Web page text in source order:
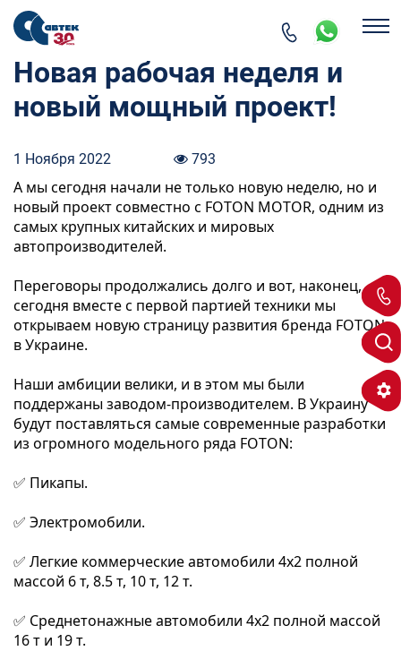
Новая рабочая неделя и
новый мощный проект!
1 Ноября 2022 793
А мы сегодня начали не только новую неделю, но и
новый проект совместно с FOTON MOTOR, одним из
самых крупных китайских и мировых
автопроизводителей.
Переговоры продолжались долго и вот, наконец,
сегодня вместе с первой партией техники мы
открываем новую страницу развития бренда FOTON
в Украине.
Наши амбиции велики, и в этом мы были
поддержаны заводом-производителем. В Украину
будут поставляться самые современные разработки
из огромного модельного ряда FOTON:
✅ Пикапы.
✅ Электромобили.
✅ Легкие коммерческие автомобили 4х2 полной
массой 6 т, 8.5 т, 10 т, 12 т.
✅ Среднетонажные автомобили 4х2 полной массой
16 т и 19 т.